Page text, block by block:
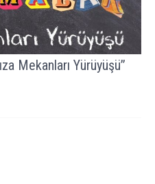
Mekanları Yürüyüşü’’